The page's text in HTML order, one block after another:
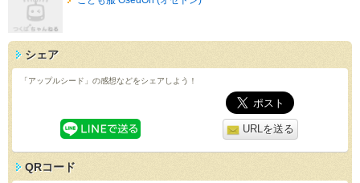
シェア
「アップルシード」の感想などをシェアしよう！
URLを送る
QRコード